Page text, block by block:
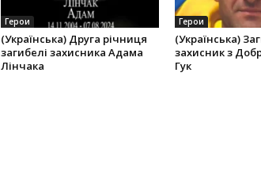
Герои
(Українська) Друга річниця
загибелі захисника Адама
Лінчака
Герои
(Українська)
захисник з
Гук